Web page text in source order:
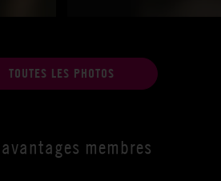
TOUTES LES PHOTOS
membres